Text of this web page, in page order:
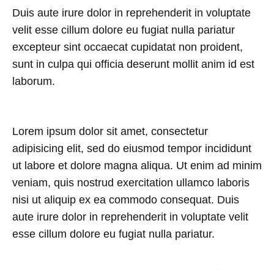
Duis aute irure dolor in reprehenderit in voluptate
velit esse cillum dolore eu fugiat nulla pariatur
excepteur sint occaecat cupidatat non proident,
sunt in culpa qui officia deserunt mollit anim id est
laborum.
Lorem ipsum dolor sit amet, consectetur
adipisicing elit, sed do eiusmod tempor incididunt
ut labore et dolore magna aliqua. Ut enim ad minim
veniam, quis nostrud exercitation ullamco laboris
nisi ut aliquip ex ea commodo consequat. Duis
aute irure dolor in reprehenderit in voluptate velit
esse cillum dolore eu fugiat nulla pariatur.